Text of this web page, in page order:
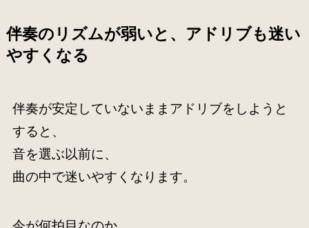
伴奏のリズムが弱いと、アドリブも迷い
やすくなる
伴奏が安定していないままアドリブをしようと
すると、
音を選ぶ以前に、
曲の中で迷いやすくなります。